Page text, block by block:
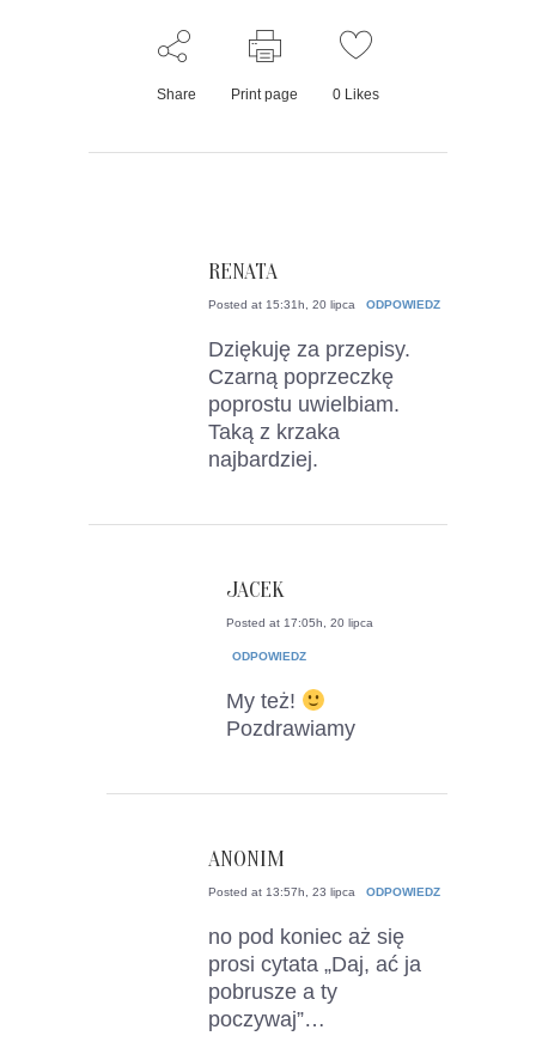
Share Print page 0 Likes
RENATA
Posted at 15:31h, 20 lipca ODPOWIEDZ
Dziękuję za przepisy.
Czarną poprzeczkę
poprostu uwielbiam.
Taką z krzaka
najbardziej.
JACEK
Posted at 17:05h, 20 lipca
ODPOWIEDZ
My też!
Pozdrawiamy
ANONIM
Posted at 13:57h, 23 lipca ODPOWIEDZ
no pod koniec aż się
prosi cytata „Daj, ać ja
pobrusze a ty
poczywaj”…